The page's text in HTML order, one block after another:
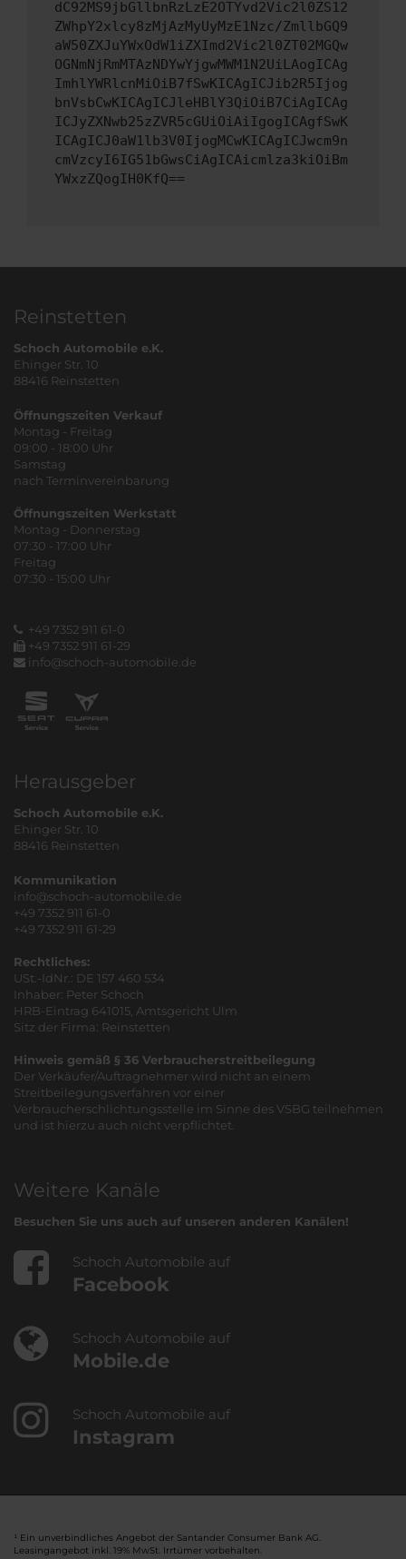
dC92MS9jbGllbnRzLzE2OTYvd2Vic2l0ZS12
ZWhpY2xlcy8zMjAzMyUyMzE1Nzc/ZmllbGQ9
aW50ZXJuYWxOdW1iZXImd2Vic2l0ZT02MGQw
OGNmNjRmMTAzNDYwYjgwMWM1N2UiLAogICAg
ImhlYWRlcnMiOiB7fSwKICAgICJib2R5Ijog
bnVsbCwKICAgICJleHBlY3QiOiB7CiAgICAg
ICJyZXNwb25zZVR5cGUiOiAiIgogICAgfSwK
ICAgICJ0aW1lb3V0IjogMCwKICAgICJwcm9n
cmVzcyI6IG51bGwsCiAgICAicmlza3kiOiBm
YWxzZQogIH0KfQ==
Reinstetten
Schoch Automobile e.K.
Ehinger Str. 10
88416 Reinstetten
Öffnungszeiten Verkauf
Montag - Freitag
09:00 - 18:00 Uhr
Samstag
nach Terminvereinbarung
Öffnungszeiten Werkstatt
Montag - Donnerstag
07:30 - 17:00 Uhr
Freitag
07:30 - 15:00 Uhr
+49 7352 911 61-0
+49 7352 911 61-29
info@schoch-automobile.de
Herausgeber
Schoch Automobile e.K.
Ehinger Str. 10
88416 Reinstetten
Kommunikation
info@schoch-automobile.de
+49 7352 911 61-0
+49 7352 911 61-29
Rechtliches:
USt.-IdNr.: DE 157 460 534
Inhaber: Peter Schoch
HRB-Eintrag 641015, Amtsgericht Ulm
Sitz der Firma: Reinstetten
Hinweis gemäß § 36 Verbraucherstreitbeilegung
Der Verkäufer/Auftragnehmer wird nicht an einem
Streitbeilegungsverfahren vor einer
Verbraucherschlichtungsstelle im Sinne des VSBG teilnehmen
und ist hierzu auch nicht verpflichtet.
Weitere Kanäle
Besuchen Sie uns auch auf unseren anderen Kanälen!
Schoch Automobile auf
Facebook
Schoch Automobile auf
Mobile.de
Schoch Automobile auf
Instagram
¹ Ein unverbindliches Angebot der Santander Consumer Bank AG.
Leasingangebot inkl. 19% MwSt. Irrtümer vorbehalten.